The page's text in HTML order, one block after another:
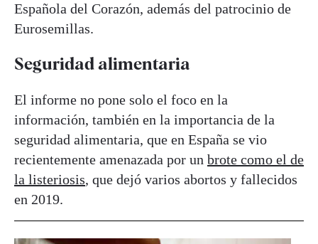
Española del Corazón, además del patrocinio de
Eurosemillas.
Seguridad alimentaria
El informe no pone solo el foco en la
información, también en la importancia de la
seguridad alimentaria, que en España se vio
recientemente amenazada por un brote como el de
la listeriosis, que dejó varios abortos y fallecidos
en 2019.